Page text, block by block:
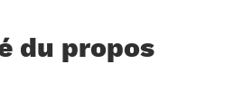
du propos